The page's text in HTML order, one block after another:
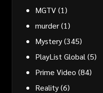
MGTV(1)
murder(1)
Mystery(345)
PlayList Global (5)
Prime Video (84)
Reality(6)